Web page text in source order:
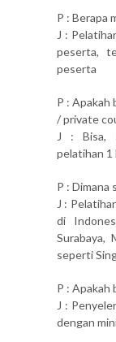
P : Berapa
J :
peserta,
peserta
P : Apakah
/ private
J : Bisa,
pelatihan 1
P : Dimana
J :
di
Surabaya,
seperti
P : Apakah
J :
dengan